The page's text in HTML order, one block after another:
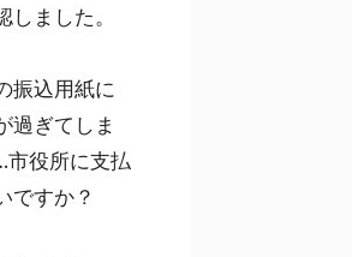
ました。
振込用紙に
過ぎてしま
市役所に支払
ですか？